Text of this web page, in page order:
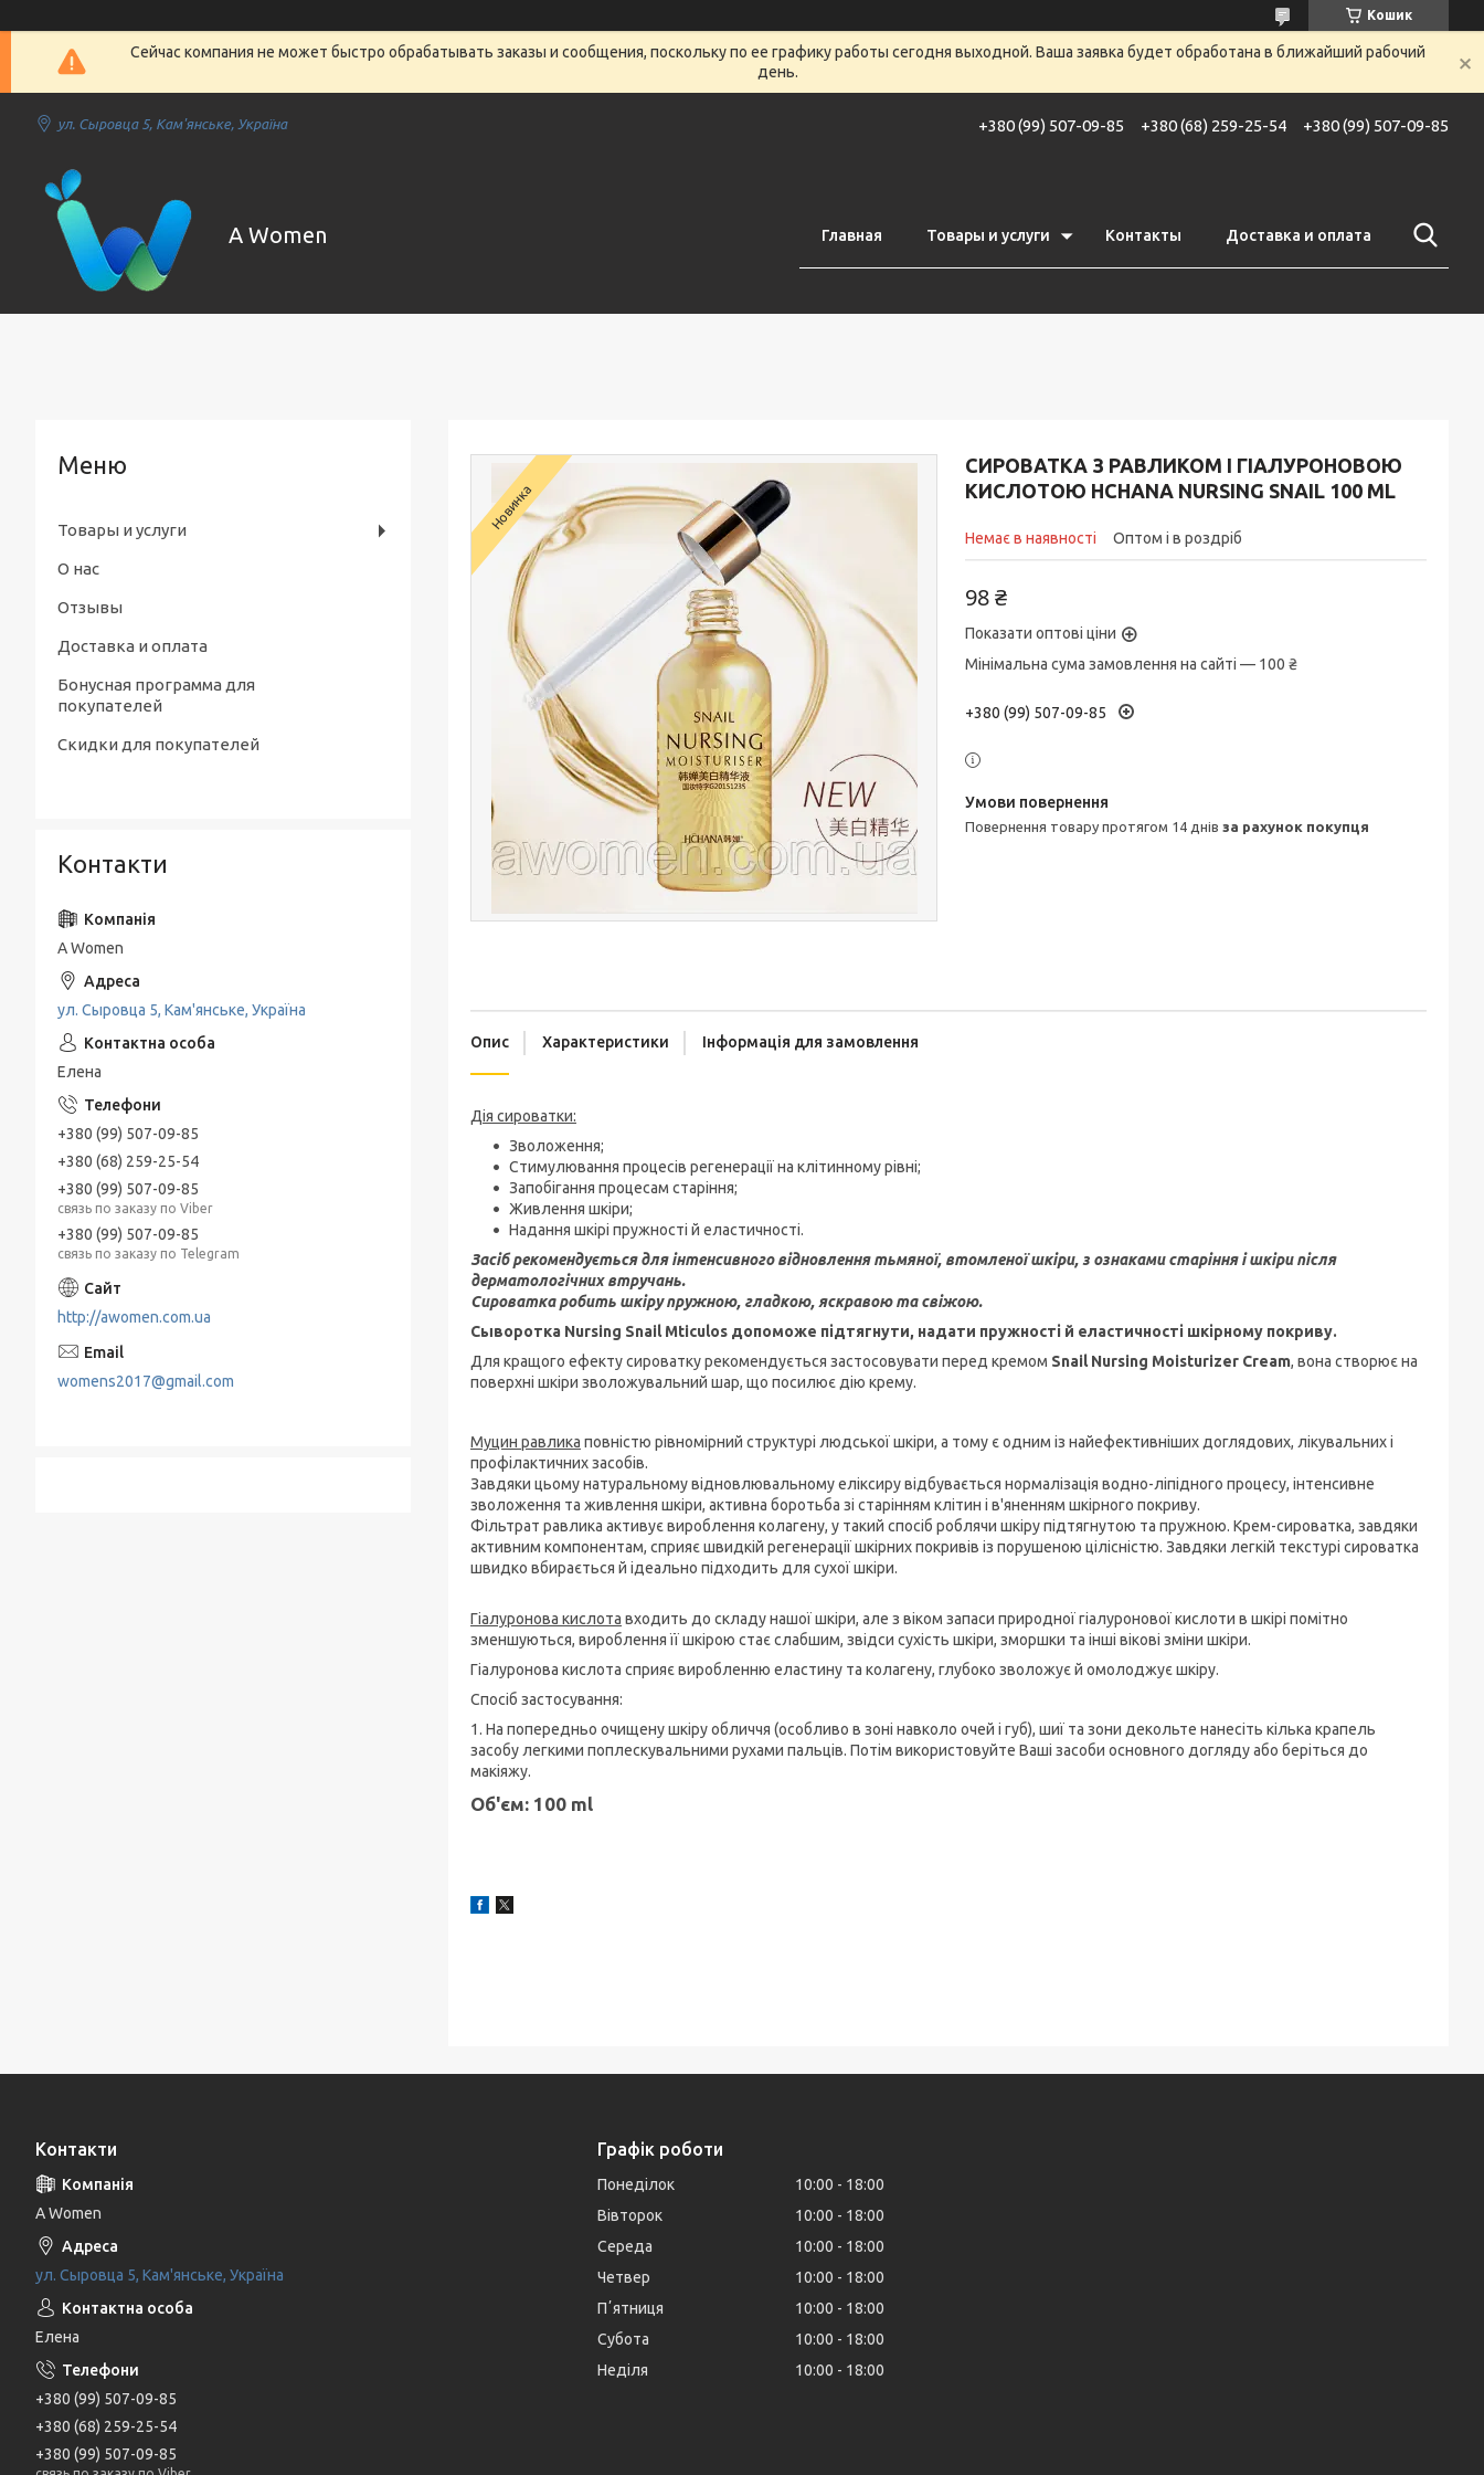
Кошик
Сейчас компания не может быстро обрабатывать заказы и сообщения, поскольку по ее графику работы сегодня выходной. Ваша заявка будет обработана в ближайший рабочий
день.
ул. Сыровца 5, Кам'янське, Україна +380 (99) 507-09-85 +380 (68) 259-25-54 +380 (99) 507-09-85
A Women Главная Товары и услуги Контакты Доставка и оплата
СИРОВАТКА З РАВЛИКОМ І ГІАЛУРОНОВОЮ
КИСЛОТОЮ HCHANA NURSING SNAIL 100 ML
Немає в наявності Оптом і в роздріб
98 ₴
Показати оптові ціни
Мінімальна сума замовлення на сайті — 100 ₴
+380 (99) 507-09-85
повернення товару протягом 14 днів за рахунок покупця
Новинка
Опис Характеристики Інформація для замовлення
Дія сироватки:
Зволоження;
Стимулювання процесів регенерації на клітинному рівні;
Запобігання процесам старіння;
Живлення шкіри;
Надання шкірі пружності й еластичності.
Засіб рекомендується для інтенсивного відновлення тьмяної, втомленої шкіри, з ознаками старіння і шкіри після
дерматологічних втручань.
Сироватка робить шкіру пружною, гладкою, яскравою та свіжою.
Сыворотка Nursing Snail Mticulos допоможе підтягнути, надати пружності й еластичності шкірному покриву.
Для кращого ефекту сироватку рекомендується застосовувати перед кремом Snail Nursing Moisturizer Cream, вона створює на
поверхні шкіри зволожувальний шар, що посилює дію крему.
Муцин равлика повністю рівномірний структурі людської шкіри, а тому є одним із найефективніших доглядових, лікувальних і
профілактичних засобів.
Завдяки цьому натуральному відновлювальному еліксиру відбувається нормалізація водно-ліпідного процесу, інтенсивне
зволоження та живлення шкіри, активна боротьба зі старінням клітин і в'яненням шкірного покриву.
Фільтрат равлика активує вироблення колагену, у такий спосіб роблячи шкіру підтягнутою та пружною. Крем-сироватка, завдяки
активним компонентам, сприяє швидкій регенерації шкірних покривів із порушеною цілісністю. Завдяки легкій текстурі сироватка
швидко вбирається й ідеально підходить для сухої шкіри.
Гіалуронова кислота входить до складу нашої шкіри, але з віком запаси природної гіалуронової кислоти в шкірі помітно
зменшуються, вироблення її шкірою стає слабшим, звідси сухість шкіри, зморшки та інші вікові зміни шкіри.
Гіалуронова кислота сприяє виробленню еластину та колагену, глубоко зволожує й омолоджує шкіру.
Спосіб застосування:
1. На попередньо очищену шкіру обличчя (особливо в зоні навколо очей і губ), шиї та зони декольте нанесіть кілька крапель
засобу легкими поплескувальними рухами пальців. Потім використовуйте Ваші засоби основного догляду або беріться до
макіяжу.
Об'єм: 100 ml
Товары и услуги
О нас
Отзывы
Доставка и оплата
Бонусная программа для
покупателей
Скидки для покупателей
Контакти
A Women
ул. Сыровца 5, Кам'янське, Україна
Елена
+380 (99) 507-09-85
+380 (68) 259-25-54
+380 (99) 507-09-85
связь по заказу по Viber
+380 (99) 507-09-85
связь по заказу по Telegram
http://awomen.com.ua
womens2017@gmail.com
Контакти
A Women
ул. Сыровца 5, Кам'янське, Україна
Елена
+380 (99) 507-09-85
+380 (68) 259-25-54
+380 (99) 507-09-85
Графік роботи
Понеділок 10:00
18:00
Вівторок
10:00
18:00
Середа
10:00
18:00
Четвер
10:00
18:00
Пʼятниця
10:00
18:00
Субота
10:00
18:00
Неділя
10:00 18:00